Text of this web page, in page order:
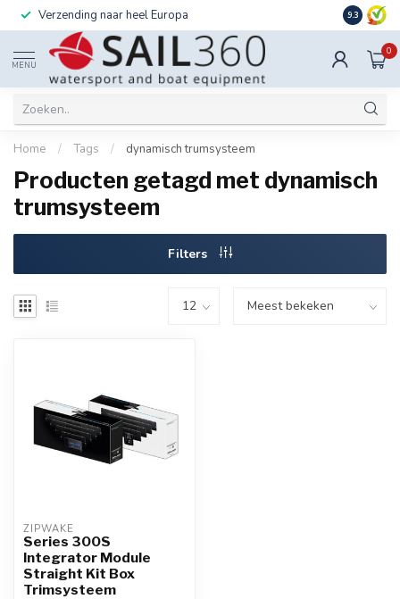
Verzending naar heel Europa Ook
9.3
MENU
0
Home / Tags / dynamisch trumsysteem
Producten getagd met dynamisch
trumsysteem
Filters
ZIPWAKE
Series 300S
Integrator Module
Straight Kit Box
Trimsysteem